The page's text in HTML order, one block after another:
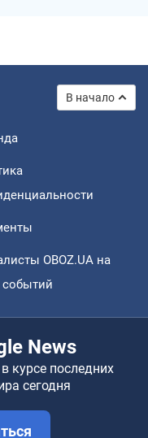
В начало
OBOZ.UA на
событий
News
курсе последних
сегодня